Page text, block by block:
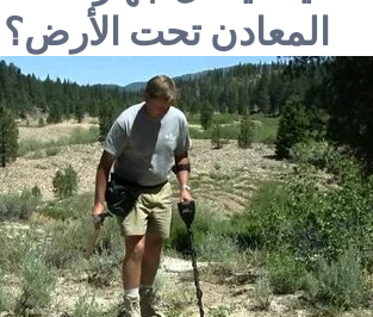
المعادن تحت الأرض؟